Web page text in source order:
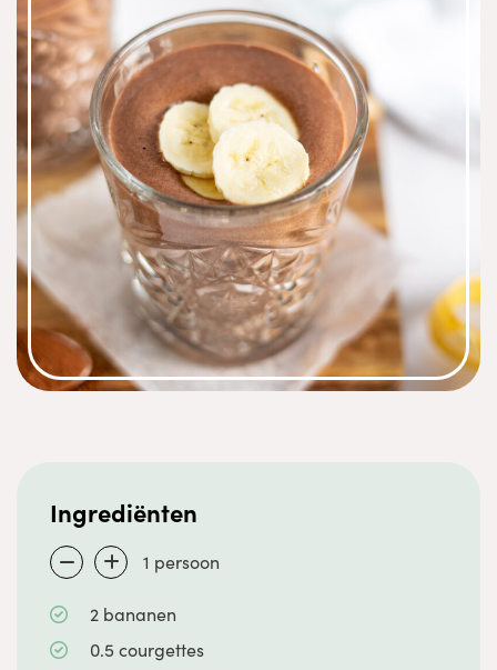
Ingrediënten
1 persoon
2 bananen
0.5 courgettes